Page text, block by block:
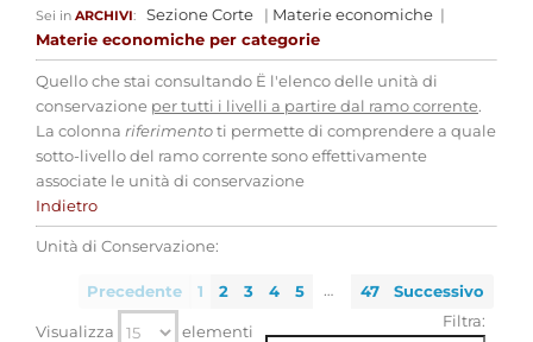
Sei in ARCHIVI: Sezione Corte | Materie economiche |
Materie economiche per categorie
Quello che stai consultando Ë l'elenco delle unità di
conservazione per tutti i livelli a partire dal ramo corrente.
La colonna riferimento ti permette di comprendere a quale
sotto-livello del ramo corrente sono effettivamente
associate le unità di conservazione
Indietro
Unità di Conservazione:
Precedente 1 2 3 4 5 … 47 Successivo
Visualizza elementi
Filtra: